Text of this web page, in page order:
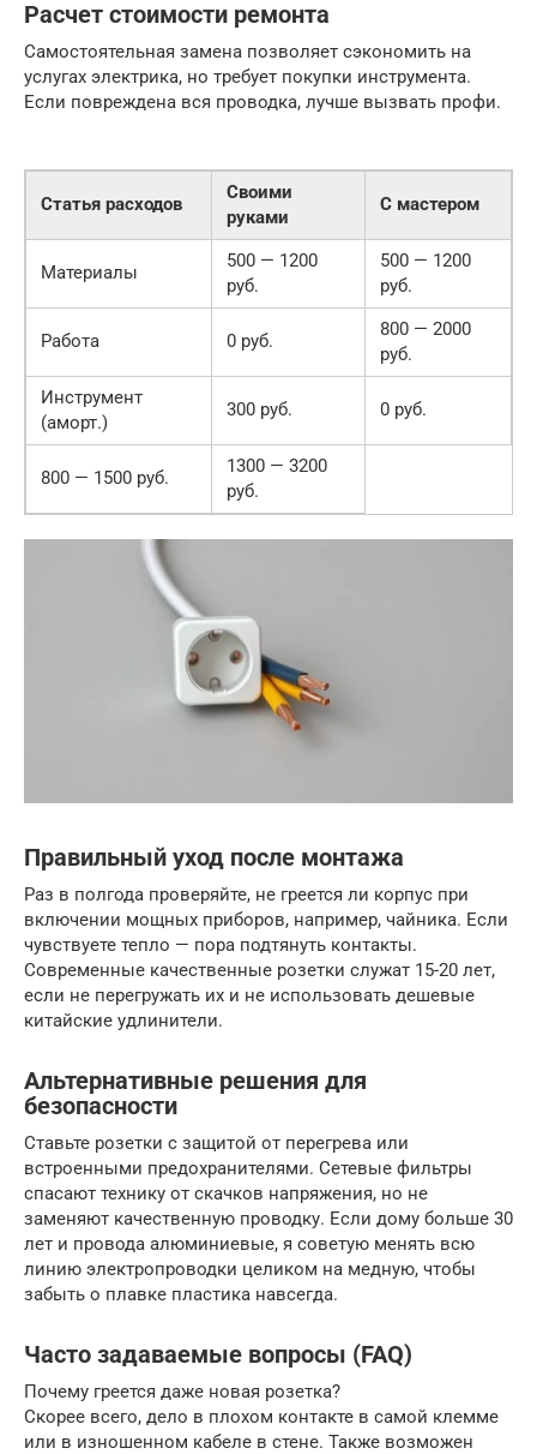
Расчет стоимости ремонта
Самостоятельная замена позволяет сэкономить на
услугах электрика, но требует покупки инструмента.
Если повреждена вся проводка, лучше вызвать профи.
Статья расходов
Своими
руками
С мастером
Материалы
500 — 1200
руб.
500 — 1200
руб.
Работа 0 руб.
800 — 2000
руб.
Инструмент
(аморт.)
300 руб. 0 руб.
800 — 1500 руб.
1300 — 3200
руб.
Правильный уход после монтажа
Раз в полгода проверяйте, не греется ли корпус при
включении мощных приборов, например, чайника. Если
чувствуете тепло — пора подтянуть контакты.
Современные качественные розетки служат 15-20 лет,
если не перегружать их и не использовать дешевые
китайские удлинители.
Альтернативные решения для
безопасности
Ставьте розетки с защитой от перегрева или
встроенными предохранителями. Сетевые фильтры
спасают технику от скачков напряжения, но не
заменяют качественную проводку. Если дому больше 30
лет и провода алюминиевые, я советую менять всю
линию электропроводки целиком на медную, чтобы
забыть о плавке пластика навсегда.
Часто задаваемые вопросы (FAQ)
Почему греется даже новая розетка?
Скорее всего, дело в плохом контакте в самой клемме
или в изношенном кабеле в стене. Также возможен